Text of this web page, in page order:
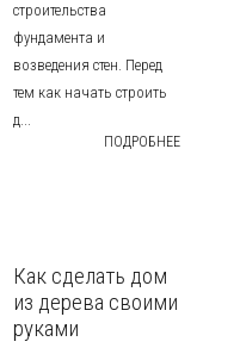
строительства
фундамента и
возведения стен. Перед
тем как начать строить
д...
ПОДРОБНЕЕ
Как сделать дом
из дерева своими
руками